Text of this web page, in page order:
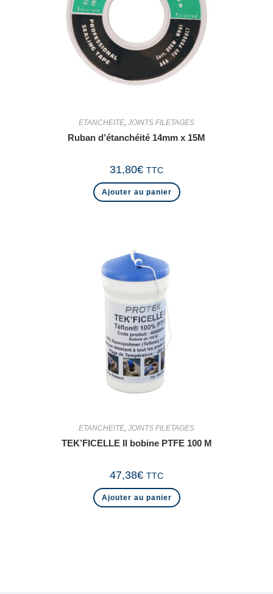
ETANCHEITE, JOINTS FILETAGES
Ruban d’étanchéité 14mm x 15M
31,80€ TTC
Ajouter au panier
ETANCHEITE JOINTS FILETAGES
TEK’FICELLE II bobine PTFE 100 M
47,38€ TTC
Ajouter au panier